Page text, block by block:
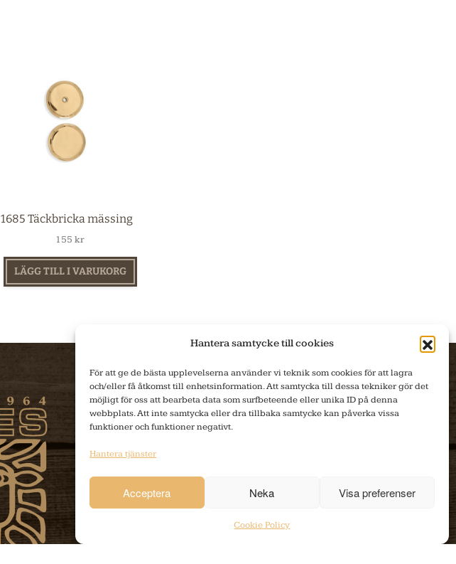
Hantera samtycke till cookies
För att ge de bästa upplevelserna använder vi teknik som cookies för att lagra
och/eller få åtkomst till enhetsinformation. Att samtycka till dessa tekniker gör det
möjligt för oss att bearbeta data som surfbeteende eller unika ID på denna
webbplats. Att inte samtycka eller dra tillbaka samtycke kan påverka vissa
funktioner och funktioner negativt.
Hantera tjänster
Acceptera Neka Visa preferenser
Cookie Policy
1685 Täckbricka mässing
155kr
LÄGG TILL I VARUKORG
NEDLADDNING PRODUKTER
Tillverkning